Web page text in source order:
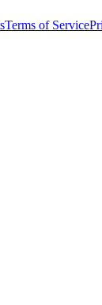
Terms of Service